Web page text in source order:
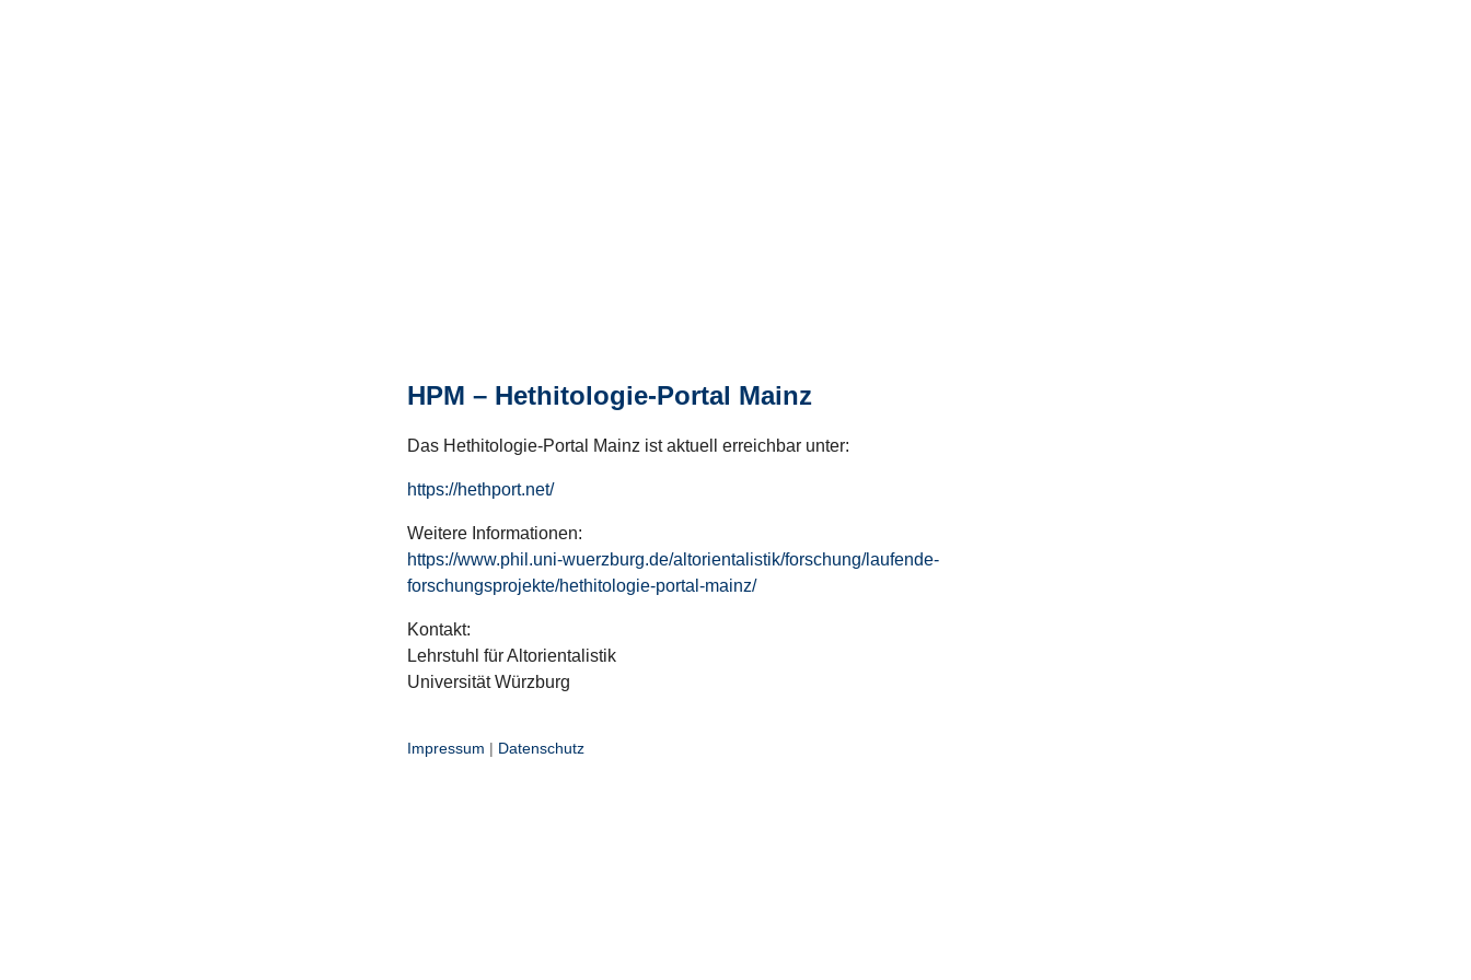
HPM – Hethitologie-Portal Mainz
Das Hethitologie-Portal Mainz ist aktuell erreichbar unter:
https://hethport.net/
Weitere Informationen:
https://www.phil.uni-wuerzburg.de/altorientalistik/forschung/laufende-
forschungsprojekte/hethitologie-portal-mainz/
Kontakt:
Lehrstuhl für Altorientalistik
Universität Würzburg
Impressum | Datenschutz